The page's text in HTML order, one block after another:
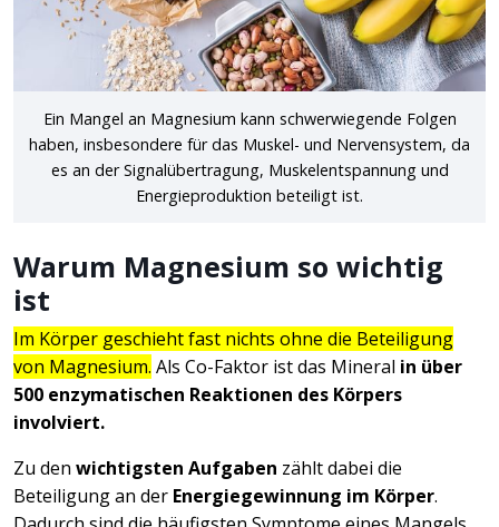
Ein Mangel an Magnesium kann schwerwiegende Folgen
haben, insbesondere für das Muskel- und Nervensystem, da
es an der Signalübertragung, Muskelentspannung und
Energieproduktion beteiligt ist.
Warum Magnesium so wichtig
ist
Im Körper geschieht fast nichts ohne die Beteiligung
von Magnesium. Als Co-Faktor ist das Mineral in über
500 enzymatischen Reaktionen des Körpers
involviert.
Zu den wichtigsten Aufgaben zählt dabei die
Beteiligung an der Energiegewinnung im Körper.